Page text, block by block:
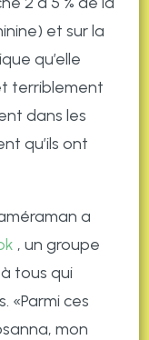
et sur la
qu’elle
terriblement
dans les
qu’ils ont
a
, un groupe
tous qui
«Parmi ces
mon